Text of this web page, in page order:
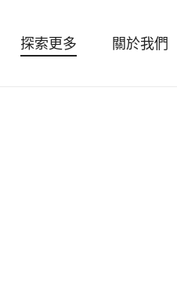
探索更多 關於我們